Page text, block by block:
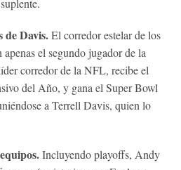
de Davis.El corredor estelar de los
el segundo jugador de la
corredor de la NFL, recibe el
del Año, y gana el Super Bowl
a Terrell Davis, quien lo
Incluyendo playoffs, Andy